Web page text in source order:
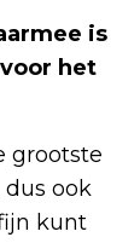
is
het
grootste
ook
kunt